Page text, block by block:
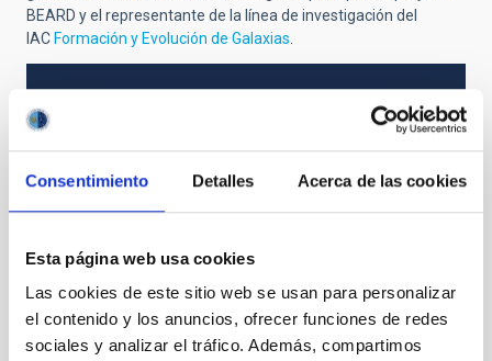
Consentimiento Detalles Acerca de las cookies
Esta página web usa cookies
Las cookies de este sitio web se usan para personalizar
el contenido y los anuncios, ofrecer funciones de redes
sociales y analizar el tráfico. Además, compartimos
BEARD y el representante de la línea de investigación del
IAC Formación y Evolución de Galaxias.
SEVERO OCHOA
Formación y Evolución de Galaxias (FYEG)